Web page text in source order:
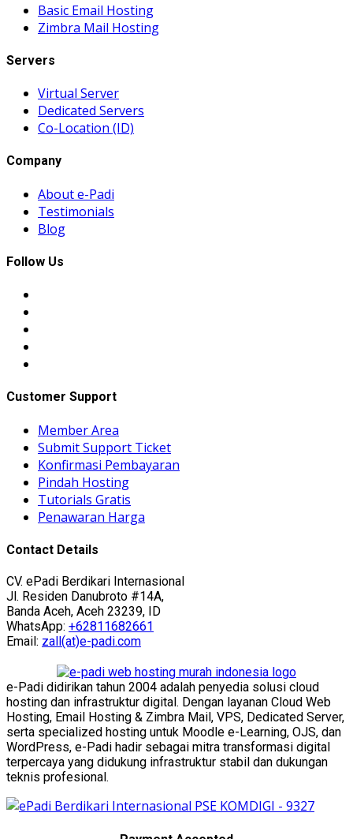
Basic Email Hosting
Zimbra Mail Hosting
Servers
Virtual Server
Dedicated Servers
Co-Location (ID)
Company
About e-Padi
Testimonials
Blog
Follow Us
Customer Support
Member Area
Submit Support Ticket
Konfirmasi Pembayaran
Pindah Hosting
Tutorials Gratis
Penawaran Harga
Contact Details
CV. ePadi Berdikari Internasional
Jl. Residen Danubroto #14A,
Banda Aceh, Aceh 23239, ID
WhatsApp: +62811682661
Email: zall(at)e-padi.com
e-Padi didirikan tahun 2004 adalah penyedia solusi cloud
hosting dan infrastruktur digital. Dengan layanan Cloud Web
Hosting, Email Hosting & Zimbra Mail, VPS, Dedicated Server,
serta specialized hosting untuk Moodle e-Learning, OJS, dan
WordPress, e-Padi hadir sebagai mitra transformasi digital
terpercaya yang didukung infrastruktur stabil dan dukungan
teknis profesional.